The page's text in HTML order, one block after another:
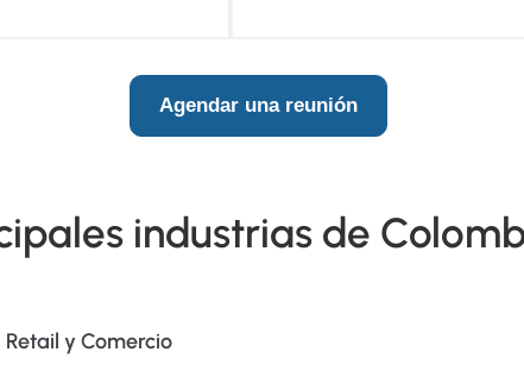
Agendar una reunión
industrias de
Retail y Comercio